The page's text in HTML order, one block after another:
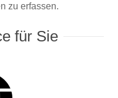
zu erfassen.
für Sie